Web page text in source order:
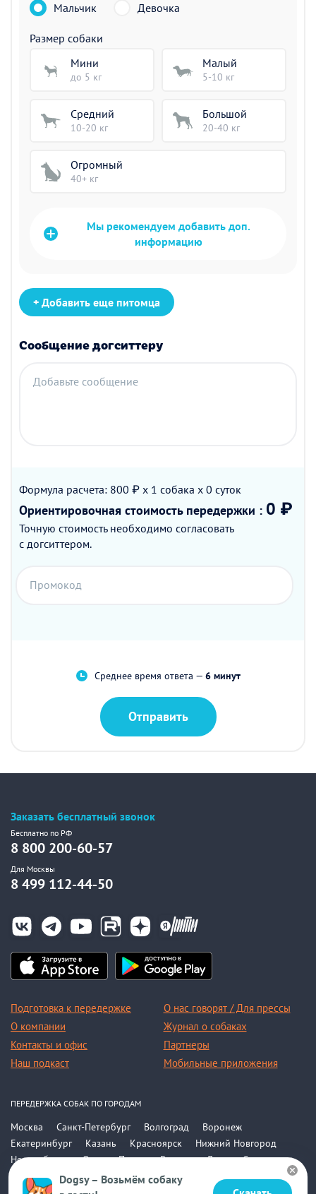
Dogsy – Возьмём собаку
Мальчик
Девочка
Размер собаки
Мини
до 5 кг
Малый
5-10 кг
Средний
10-20 кг
Большой
20-40 кг
Огромный
40+ кг
Мы рекомендуем добавить доп.
информацию
+ Добавить еще питомца
Сообщение догситтеру
Добавьте сообщение
Формула расчета: 800 ₽ x 1 собака x 0 суток
Ориентировочная стоимость передержки : 0 ₽
Точную стоимость необходимо согласовать
с догситтером.
Промокод
Среднее время ответа — 6 минут
Отправить
Заказать бесплатный звонок
Бесплатно по РФ
8 800 200-60-57
Для Москвы
8 499 112-44-50
Подготовка к передержке
О компании
Контакты и офис
Наш подкаст
О нас говорят / Для прессы
Журнал о собаках
Партнеры
Мобильные приложения
ПЕРЕДЕРЖКА СОБАК ПО ГОРОДАМ
Москва Санкт-Петербург Волгоград
Воронеж
Екатеринбург
Казань Красноярск
Нижний Новгород
Новосибирск
Омск Пермь Ростов-на-Дону
Самара
Саратов
Уфа Челябинск Все города